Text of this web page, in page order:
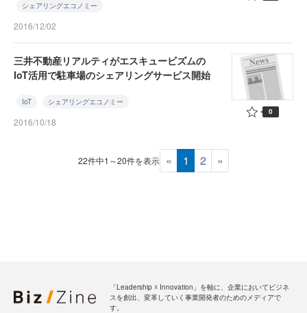
シェアリングエコノミー
2016/12/02
三井不動産リアルティがエスキュービズムの
IoT活用で駐車場のシェアリングサービス開始
IoT シェアリングエコノミー
2016/10/18
0
22件中1～20件を表示 « 1 2 »
「Leadership ☓ Innovation」を軸に、企業においてビジネ
スを創出、変革していく事業開発者のためのメディアで
す。